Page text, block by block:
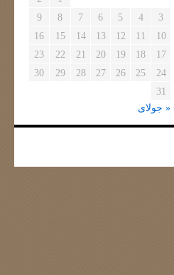
3
4
5
6
7
8
9
10
11
12
13
14
15
16
17
18
19
20
21
22
23
24
25
26
27
28
29
30
31
« جولای